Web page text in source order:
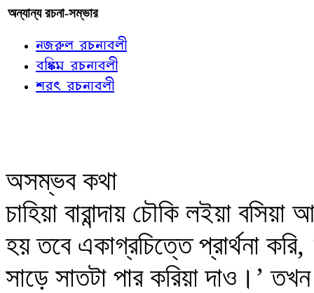
অন্যান্য রচনা-সম্ভার
নজরুল রচনাবলী
বঙ্কিম রচনাবলী
শরৎ রচনাবলী
অসম্ভব কথা
চাহিয়া বারান্দায় চৌকি লইয়া
হয় তবে একাগ্রচিত্তে প্রার্থনা
সাড়ে সাতটা পার করিয়া দাও।’